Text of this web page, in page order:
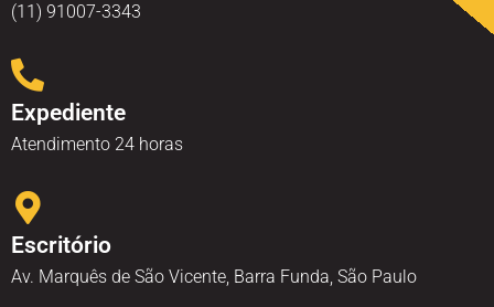
(11) 91007-3343
Expediente
Atendimento 24 horas
Escritório
Av. Marquês de São Vicente, Barra Funda, São Paulo